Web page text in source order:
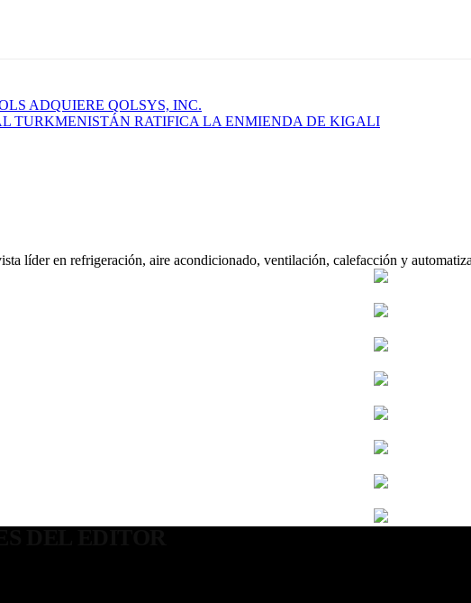
ADQUIERE QOLSYS, INC.
TURKMENISTÁN RATIFICA LA ENMIENDA DE KIGALI
líder en refrigeración, aire acondicionado, ventilación, calefacción y